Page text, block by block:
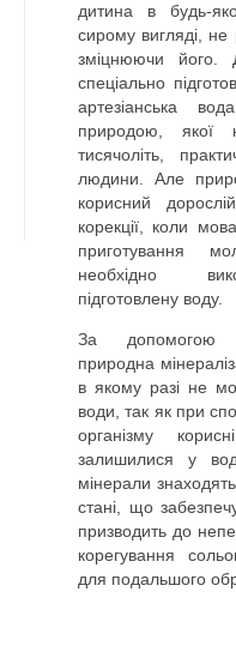
дитина в будь-
сирому вигляді, не
зміцнюючи
спеціально
артезіанська
природою, якої
тисячоліть,
людини. Але
корисний
корекції, коли
приготування
необхідно
підготовлену воду.
За допомогою
природна
в якому разі не
води, так як при
організму
залишилися у
мінерали
стані, що
призводить до
корегування
для подальшого